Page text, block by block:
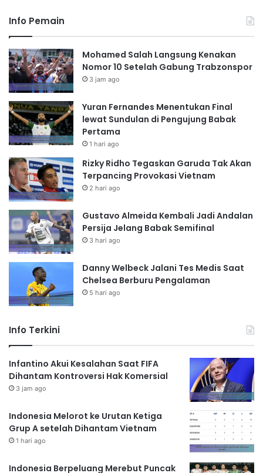
Info Pemain
Mohamed Salah Langsung Kenakan
Nomor 10 Setelah Gabung Trabzonspor
3 jam ago
Yuran Fernandes Menentukan Final
lewat Sundulan di Pengujung Babak
Pertama
1 hari ago
Rizky Ridho Tegaskan Garuda Tak Akan
Terpancing Provokasi Vietnam
2 hari ago
Gustavo Almeida Kembali Jadi Andalan
Persija Jelang Babak Semifinal
3 hari ago
Danny Welbeck Jalani Tes Medis Saat
Chelsea Berburu Pengalaman
5 hari ago
Info Terkini
Infantino Akui Kesalahan Saat FIFA
Dihantam Kontroversi Hak Komersial
3 jam ago
Indonesia Melorot ke Urutan Ketiga
Grup A setelah Dihantam Vietnam
1 hari ago
Indonesia Berpeluang Merebut Puncak